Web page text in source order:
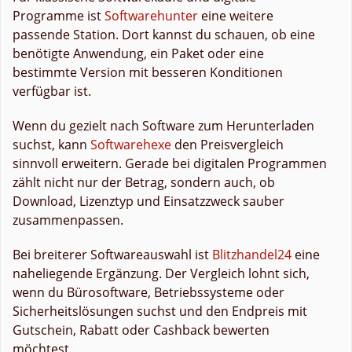
Programme istSoftwarehunter eine weitere
passende Station. Dort kannst du schauen, ob eine
benötigte Anwendung, ein Paket oder eine
bestimmte Version mit besseren Konditionen
verfügbar ist.
Wenn du gezielt nach Software zum Herunterladen
suchst, kann Softwarehexe den Preisvergleich
sinnvoll erweitern. Gerade bei digitalen Programmen
zählt nicht nur der Betrag, sondern auch, ob
Download, Lizenztyp und Einsatzzweck sauber
zusammenpassen.
Bei breiterer Softwareauswahl ist Blitzhandel24 eine
naheliegende Ergänzung. Der Vergleich lohnt sich,
wenn du Bürosoftware, Betriebssysteme oder
Sicherheitslösungen suchst und den Endpreis mit
Gutschein, Rabatt oder Cashback bewerten